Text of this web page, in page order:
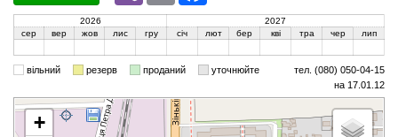
2026
2027
сер
вер жов лис гру січ лют бер кві тра чер лип
вільний резерв проданий уточнюйте
тел. (080) 050-04-15
на 17.01.12
+